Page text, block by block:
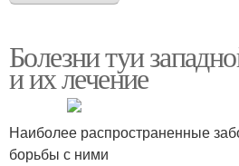
Болезни туи
и их лечение
Наиболее распространенные
борьбы с ними